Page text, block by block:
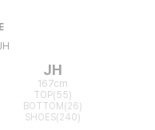
JH
167cm
TOP(55)
BOTTOM(26)
SHOES(240)